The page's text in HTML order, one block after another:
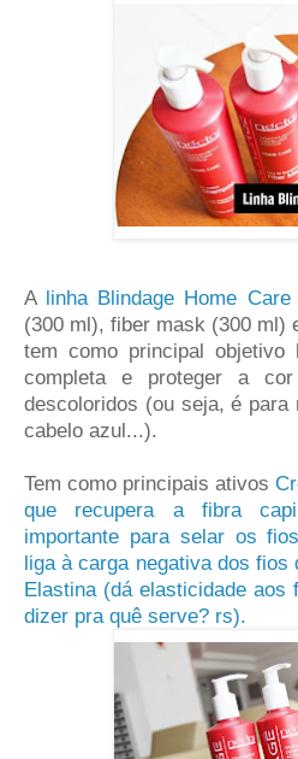
A linha Blindage Home Care
(300 ml), fiber mask (300 ml)
tem como principal
completa e proteger a
descoloridos (ou seja, é
cabelo azul...).
Tem como principais ativos
que recupera a fibra
importante para selar os
liga à carga negativa dos
Elastina (dá elasticidade
dizer pra quê serve? rs).